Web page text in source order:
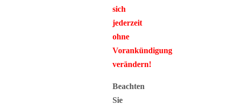
sich
jederzeit
ohne
Vorankündigung
verändern!
Beachten
Sie